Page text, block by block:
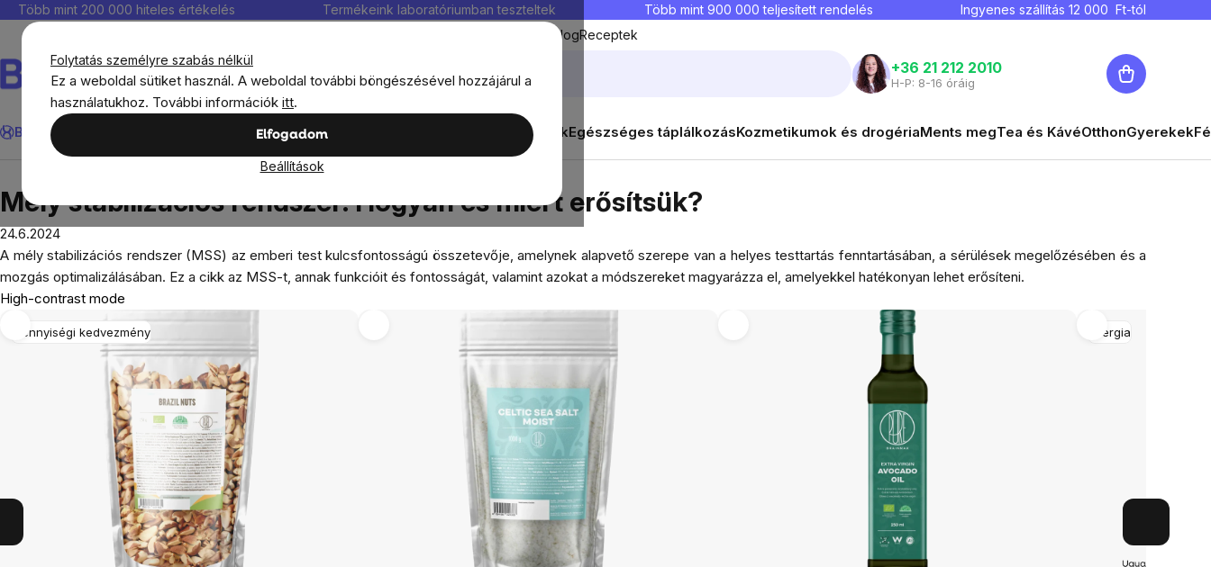
Folytatás személyre szabás nélkül
Ez a weboldal sütiket használ. A weboldal további böngészésével hozzájárul a
használatukhoz. További információk itt.
Elfogadom
Beállítások
Ugrás
tartalomhoz
Több mint 200 000 hiteles értékelés Termékeink laboratóriumban teszteltek Több mint 900 000 teljesített rendelés Ingyenes szállítás 12 000 Ft-tól
BlogReceptek
Keresés
+36 21 212 2010
H-P: 8-16 óráig
Kosár
BrainMax® KedvezményekÉtrendkiegészítők ÉlelmiszerekEgészséges táplálkozásKozmetikumok és drogériaMents megTea és KávéOtthonGyerekek
Mély stabilizációs rendszer: Hogyan és miért erősítsük?
Mély stabilizációs rendszer: Hogyan és miért erősítsük?
24.6.2024
A mély stabilizációs rendszer (MSS) az emberi test kulcsfontosságú összetevője, amelynek alapvető szerepe van a helyes testtartás fenntartásában, a sérülések megelőzésében és a
mozgás optimalizálásában. Ez a cikk az MSS-t, annak funkcióit és fontosságát, valamint azokat a módszereket magyarázza el, amelyekkel hatékonyan lehet erősíteni.
High-contrast mode
Mennyiségi kedvezmény Energia